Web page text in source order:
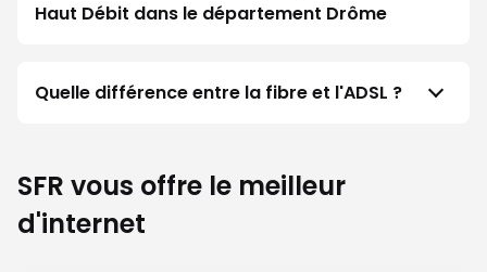
Haut Débit dans le département Drôme
Quelle différence entre la fibre et l'ADSL ?
SFR vous offre le meilleur
d'internet